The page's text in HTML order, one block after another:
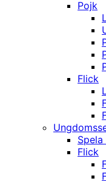
Pojk
Flick
Flick